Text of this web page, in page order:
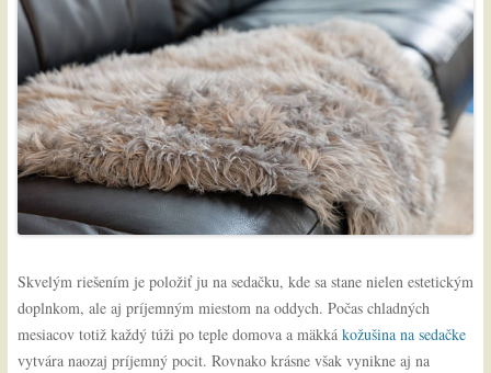
Skvelým riešením je položiť ju na sedačku, kde sa stane nielen estetickým
doplnkom, ale aj príjemným miestom na oddych. Počas chladných
mesiacov totiž každý túži po teple domova a mäkká kožušina na sedačke
vytvára naozaj príjemný pocit. Rovnako krásne však vynikne aj na